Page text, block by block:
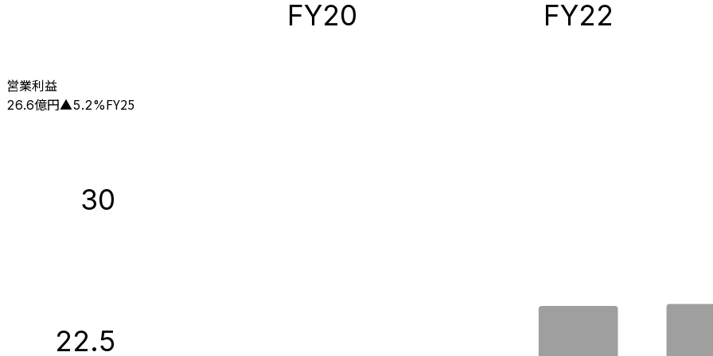
FY20 FY22
営業利益
26.6億円▲5.2%FY25
22.5
30